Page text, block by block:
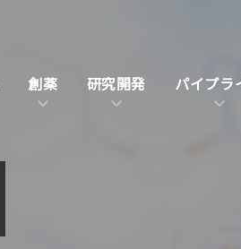
創薬 研究開発 パイプラ